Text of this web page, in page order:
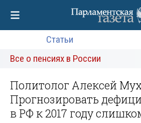
Статьи
Все о пенсиях в России
Политолог Алексей
Прогнозировать
в РФ к 2017 году